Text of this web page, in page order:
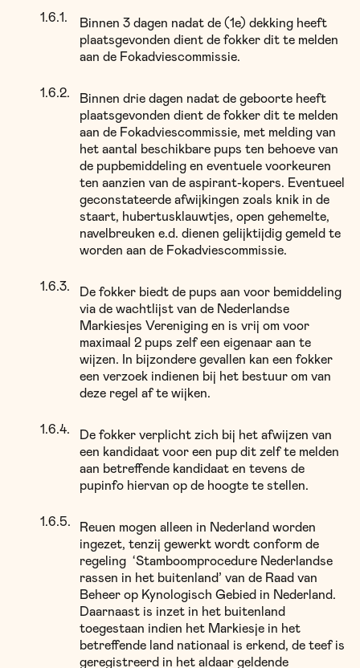
Binnen 3 dagen nadat de (1e) dekking heeft
plaatsgevonden dient de fokker dit te melden
aan de Fokadviescommissie.
Binnen drie dagen nadat de geboorte heeft
plaatsgevonden dient de fokker dit te melden
aan de Fokadviescommissie, met melding van
het aantal beschikbare pups ten behoeve van
de pupbemiddeling en eventuele voorkeuren
ten aanzien van de aspirant-kopers. Eventueel
geconstateerde afwijkingen zoals knik in de
staart, hubertusklauwtjes, open gehemelte,
navelbreuken e.d. dienen gelijktijdig gemeld te
worden aan de Fokadviescommissie.
De fokker biedt de pups aan voor bemiddeling
via de wachtlijst van de Nederlandse
Markiesjes Vereniging en is vrij om voor
maximaal 2 pups zelf een eigenaar aan te
wijzen. In bijzondere gevallen kan een fokker
een verzoek indienen bij het bestuur om van
deze regel af te wijken.
De fokker verplicht zich bij het afwijzen van
een kandidaat voor een pup dit zelf te melden
aan betreffende kandidaat en tevens de
pupinfo hiervan op de hoogte te stellen.
Reuen mogen alleen in Nederland worden
ingezet, tenzij gewerkt wordt conform de
regeling ‘Stamboomprocedure Nederlandse
rassen in het buitenland’ van de Raad van
Beheer op Kynologisch Gebied in Nederland.
Daarnaast is inzet in het buitenland
toegestaan indien het Markiesje in het
betreffende land nationaal is erkend, de teef is
geregistreerd in het aldaar geldende